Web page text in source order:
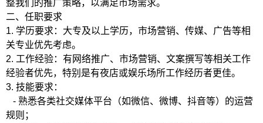
整我们的推广策略，以满足市场需求。
二、任职要求
1. 学历要求：大专及以上学历，市场营销、传媒、广告等相
关专业优先考虑。
2. 工作经验：有网络推广、市场营销、文案撰写等相关工作
经验者优先，特别是有夜店或娱乐场所工作经历者更佳。
3. 技能要求：
- 熟悉各类社交媒体平台（如微信、微博、抖音等）的运营
规则；